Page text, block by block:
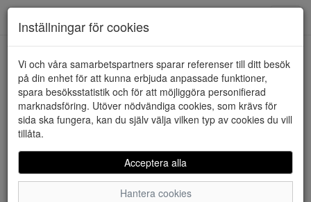
HEM PIECES
Inställningar för cookies
Vi och våra samarbetspartners sparar referenser till ditt besök
på din enhet för att kunna erbjuda anpassade funktioner,
spara besöksstatistik och för att möjliggöra personifierad
marknadsföring. Utöver nödvändiga cookies, som krävs för
sida ska fungera, kan du själv välja vilken typ av cookies du vill
tillåta.
Acceptera alla
Hantera cookies